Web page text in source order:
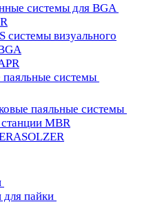
системы для BGA
системы визуального
паяльные системы
паяльные системы
MBR
пайки